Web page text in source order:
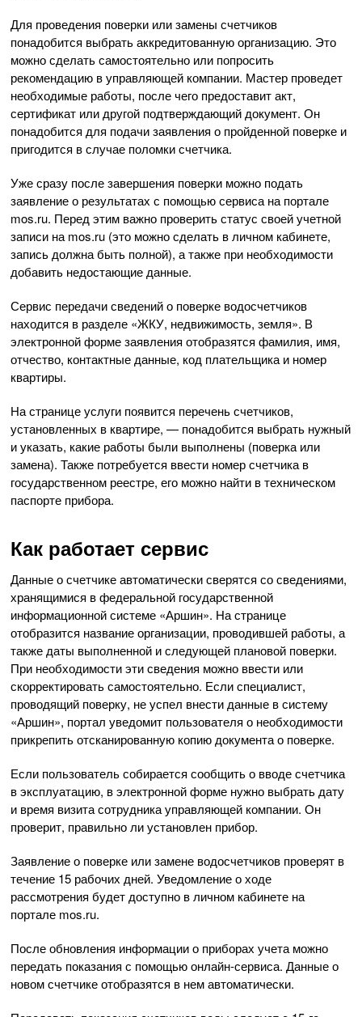
Для проведения поверки или замены счетчиков
понадобится выбрать аккредитованную организацию. Это
можно сделать самостоятельно или попросить
рекомендацию в управляющей компании. Мастер проведет
необходимые работы, после чего предоставит акт,
сертификат или другой подтверждающий документ. Он
понадобится для подачи заявления о пройденной поверке и
пригодится в случае поломки счетчика.
Уже сразу после завершения поверки можно подать
заявление о результатах с помощью сервиса на портале
mos.ru. Перед этим важно проверить статус своей учетной
записи на mos.ru (это можно сделать в личном кабинете,
запись должна быть полной), а также при необходимости
добавить недостающие данные.
Сервис передачи сведений о поверке водосчетчиков
находится в разделе «ЖКУ, недвижимость, земля». В
электронной форме заявления отобразятся фамилия, имя,
отчество, контактные данные, код плательщика и номер
квартиры.
На странице услуги появится перечень счетчиков,
установленных в квартире, — понадобится выбрать нужный
и указать, какие работы были выполнены (поверка или
замена). Также потребуется ввести номер счетчика в
государственном реестре, его можно найти в техническом
паспорте прибора.
Как работает сервис
Данные о счетчике автоматически сверятся со сведениями,
хранящимися в федеральной государственной
информационной системе «Аршин». На странице
отобразится название организации, проводившей работы, а
также даты выполненной и следующей плановой поверки.
При необходимости эти сведения можно ввести или
скорректировать самостоятельно. Если специалист,
проводящий поверку, не успел внести данные в систему
«Аршин», портал уведомит пользователя о необходимости
прикрепить отсканированную копию документа о поверке.
Если пользователь собирается сообщить о вводе счетчика
в эксплуатацию, в электронной форме нужно выбрать дату
и время визита сотрудника управляющей компании. Он
проверит, правильно ли установлен прибор.
Заявление о поверке или замене водосчетчиков проверят в
течение 15 рабочих дней. Уведомление о ходе
рассмотрения будет доступно в личном кабинете на
портале mos.ru.
После обновления информации о приборах учета можно
передать показания с помощью онлайн-сервиса. Данные о
новом счетчике отобразятся в нем автоматически.